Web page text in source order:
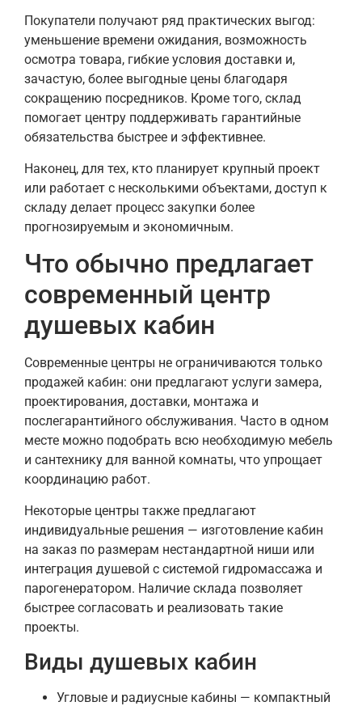
Покупатели получают ряд практических выгод:
уменьшение времени ожидания, возможность
осмотра товара, гибкие условия доставки и,
зачастую, более выгодные цены благодаря
сокращению посредников. Кроме того, склад
помогает центру поддерживать гарантийные
обязательства быстрее и эффективнее.
Наконец, для тех, кто планирует крупный проект
или работает с несколькими объектами, доступ к
складу делает процесс закупки более
прогнозируемым и экономичным.
Что обычно предлагает
современный центр
душевых кабин
Современные центры не ограничиваются только
продажей кабин: они предлагают услуги замера,
проектирования, доставки, монтажа и
послегарантийного обслуживания. Часто в одном
месте можно подобрать всю необходимую мебель
и сантехнику для ванной комнаты, что упрощает
координацию работ.
Некоторые центры также предлагают
индивидуальные решения — изготовление кабин
на заказ по размерам нестандартной ниши или
интеграция душевой с системой гидромассажа и
парогенератором. Наличие склада позволяет
быстрее согласовать и реализовать такие
проекты.
Виды душевых кабин
Угловые и радиусные кабины — компактный